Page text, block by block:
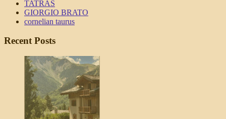
TATRAS
GIORGIO BRATO
cornelian taurus
Recent Posts